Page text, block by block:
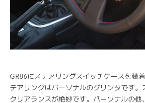
GR86にステアリングスイッチケースを装
テアリングはパーソナルのグリンタです。
クリアランスが絶妙です。パーソナルの他